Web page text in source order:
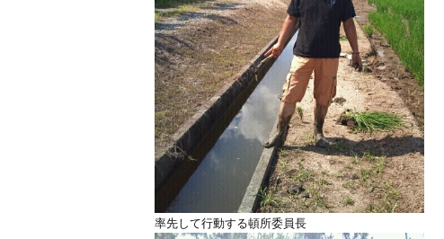
率先して行動する頓所委員長